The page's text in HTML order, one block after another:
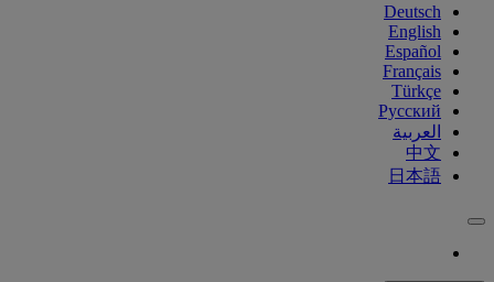
Deutsch
English
Español
Français
Türkçe
Русский
العربية
中文
日本語